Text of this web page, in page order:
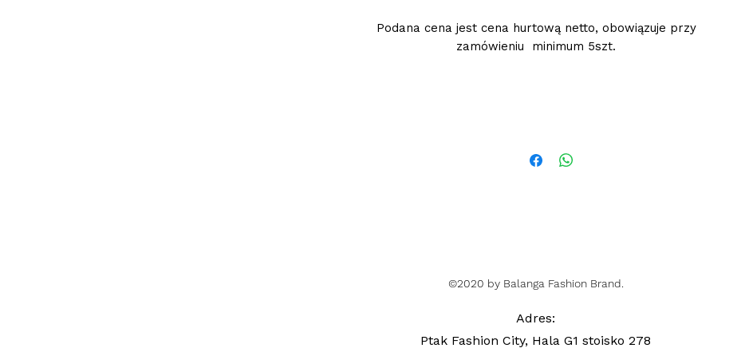
Podana cena jest cena hurtową netto, obowiązuje przy
zamówieniu minimum 5szt.
©2020 by Balanga Fashion Brand.
Adres:
Ptak Fashion City, Hala G1 stoisko 278